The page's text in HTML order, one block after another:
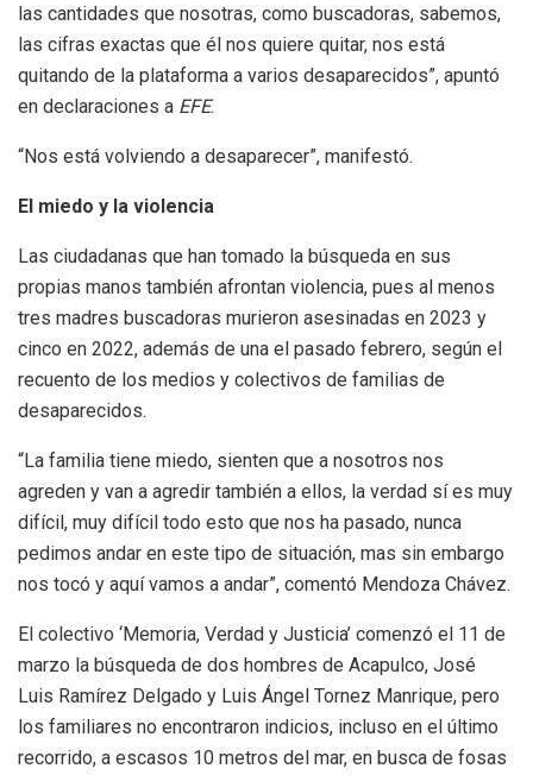
las cantidades que nosotras, como buscadoras, sabemos,
las cifras exactas que él nos quiere quitar, nos está
quitando de la plataforma a varios desaparecidos”, apuntó
en declaraciones a EFE.
“Nos está volviendo a desaparecer”, manifestó.
El miedo y la violencia
Las ciudadanas que han tomado la búsqueda en sus
propias manos también afrontan violencia, pues al menos
tres madres buscadoras murieron asesinadas en 2023 y
cinco en 2022, además de una el pasado febrero, según el
recuento de los medios y colectivos de familias de
desaparecidos.
“La familia tiene miedo, sienten que a nosotros nos
agreden y van a agredir también a ellos, la verdad sí es muy
difícil, muy difícil todo esto que nos ha pasado, nunca
pedimos andar en este tipo de situación, mas sin embargo
nos tocó y aquí vamos a andar”, comentó Mendoza Chávez.
El colectivo ‘Memoria, Verdad y Justicia’ comenzó el 11 de
marzo la búsqueda de dos hombres de Acapulco, José
Luis Ramírez Delgado y Luis Ángel Tornez Manrique, pero
los familiares no encontraron indicios, incluso en el último
recorrido, a escasos 10 metros del mar, en busca de fosas